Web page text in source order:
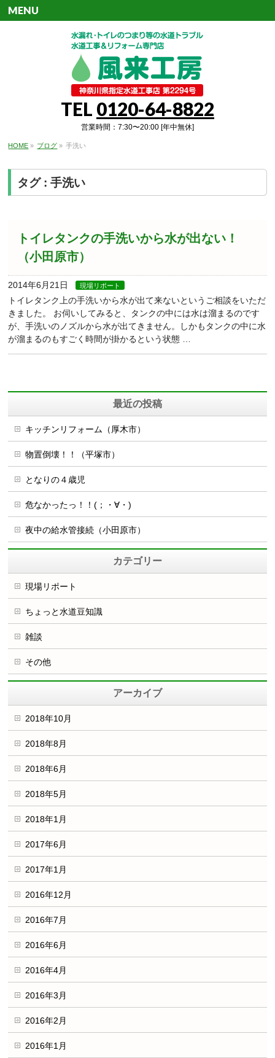
TEL 0120-64-8822
営業時間：7:30〜20:00 [年中無休]
MENU
HOME » ブログ » 手洗い
タグ : 手洗い
トイレタンクの手洗いから水が出ない！
（小田原市）
2014年6月21日 現場リポート
トイレタンク上の手洗いから水が出て来ないというご相談をいただ
きました。 お伺いしてみると、タンクの中には水は溜まるのです
が、手洗いのノズルから水が出てきません。しかもタンクの中に水
が溜まるのもすごく時間が掛かるという状態 …
最近の投稿
キッチンリフォーム（厚木市）
物置倒壊！！（平塚市）
となりの４歳児
危なかったっ！！(；・∀・)
夜中の給水管接続（小田原市）
カテゴリー
現場リポート
ちょっと水道豆知識
雑談
その他
アーカイブ
2018年10月
2018年8月
2018年6月
2018年5月
2018年1月
2017年6月
2017年1月
2016年12月
2016年7月
2016年6月
2016年4月
2016年3月
2016年2月
2016年1月